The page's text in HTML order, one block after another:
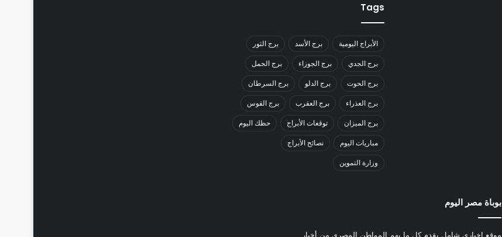
Tags
الأبراج اليومية برج الأسد برج الثور
برج الجدي برج الجوزاء برج الحمل
برج الحوت برج الدلو برج السرطان
برج العذراء برج العقرب برج القوس
برج الميزان توقعات الأبراج حظك اليوم
مباريات اليوم نصائح الأبراج
وزارة التموين
بوباة مصر اليوم
موقع إخباري شامل يقدم كل ما يهم المواطن المصري من أخبار